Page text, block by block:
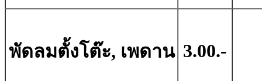
พัดลมตั้งโต๊ะ, เพดาน 3.00.-